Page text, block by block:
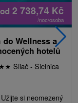
od 2 738,74 Kč
/noc/osoba
Wellness a
hotelů
★ Sliač - Sielnica
si neomezený